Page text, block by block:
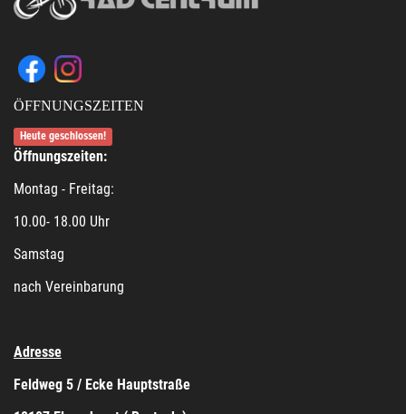
ÖFFNUNGSZEITEN
Heute geschlossen!
Öffnungszeiten:
Montag - Freitag:
10.00- 18.00 Uhr
Samstag
nach Vereinbarung
Adresse
Feldweg 5 / Ecke Hauptstraße